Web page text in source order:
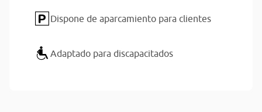
Dispone de aparcamiento para clientes
Adaptado para discapacitados